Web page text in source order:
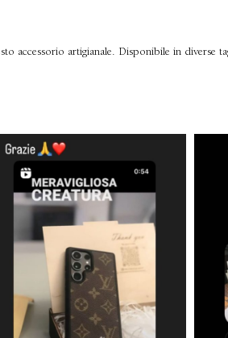
accessorio artigianale. Disponibile in diverse